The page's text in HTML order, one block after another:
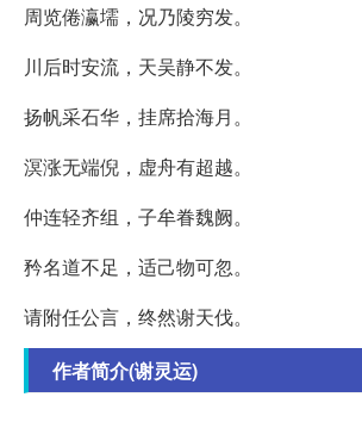
周览倦瀛壖，况乃陵穷发。
川后时安流，天吴静不发。
扬帆采石华，挂席拾海月。
溟涨无端倪，虚舟有超越。
仲连轻齐组，子牟眷魏阙。
矜名道不足，适己物可忽。
请附任公言，终然谢天伐。
作者简介(谢灵运)